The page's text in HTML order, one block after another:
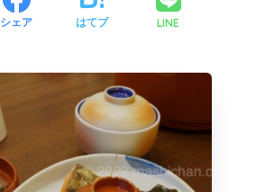
シェア はてブ LINE